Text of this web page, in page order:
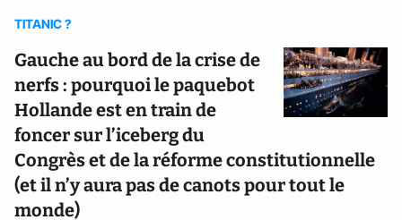
TITANIC ?
Gauche au bord de la crise de
nerfs : pourquoi le paquebot
Hollande est en train de
foncer sur l’iceberg du
Congrès et de la réforme constitutionnelle
(et il n’y aura pas de canots pour tout le
monde)